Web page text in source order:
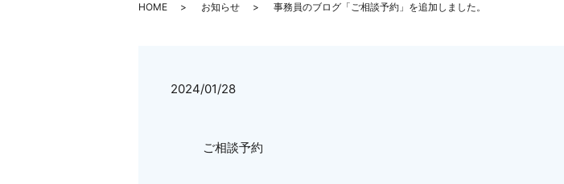
HOME お知らせ 事務員のブログ「ご相談予約」を追加しました。
2024/01/28
ご相談予約